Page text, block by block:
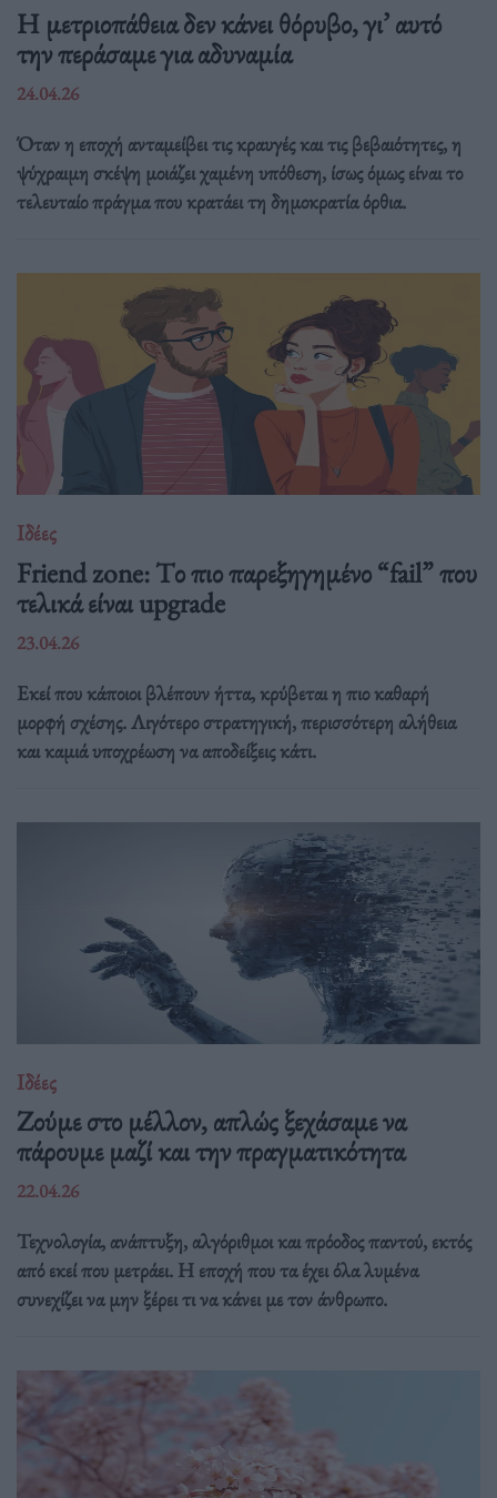
Η μετριοπάθεια δεν κάνει θόρυβο, γι’ αυτό
την περάσαμε για αδυναμία
24.04.26
Όταν η εποχή ανταμείβει τις κραυγές και τις βεβαιότητες, η
ψύχραιμη σκέψη μοιάζει χαμένη υπόθεση, ίσως όμως είναι το
τελευταίο πράγμα που κρατάει τη δημοκρατία όρθια.
Ιδέες
Friend zone: Tο πιο παρεξηγημένο “fail” που
τελικά είναι upgrade
23.04.26
Εκεί που κάποιοι βλέπουν ήττα, κρύβεται η πιο καθαρή
μορφή σχέσης. Λιγότερο στρατηγική, περισσότερη αλήθεια
και καμιά υποχρέωση να αποδείξεις κάτι.
Ιδέες
Ζούμε στο μέλλον, απλώς ξεχάσαμε να
πάρουμε μαζί και την πραγματικότητα
22.04.26
Τεχνολογία, ανάπτυξη, αλγόριθμοι και πρόοδος παντού, εκτός
από εκεί που μετράει. Η εποχή που τα έχει όλα λυμένα
συνεχίζει να μην ξέρει τι να κάνει με τον άνθρωπο.